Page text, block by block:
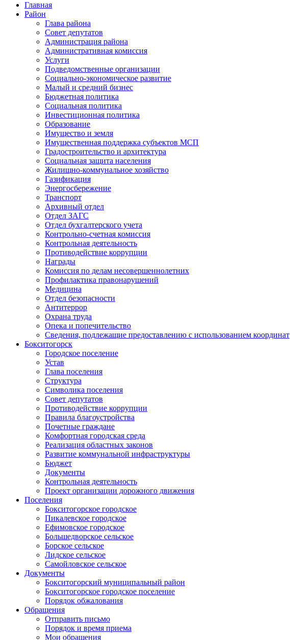
Главная
Район
Глава района
Совет депутатов
Администрация района
Административная комиссия
Услуги
Подведомственные организации
Социально-экономическое развитие
Малый и средний бизнес
Бюджетная политика
Социальная политика
Инвестиционная политика
Образование
Имущество и земля
Имущественная поддержка субъектов МСП
Градостроительство и архитектура
Социальная защита населения
Жилищно-коммунальное хозяйство
Газификация
Энергосбережение
Транспорт
Архивный отдел
Отдел ЗАГС
Отдел бухгалтерского учета
Контрольно-счетная комиссия
Контрольная деятельность
Противодействие коррупции
Награды
Комиссия по делам несовершеннолетних
Профилактика правонарушений
Медицина
Отдел безопасности
Антитеррор
Охрана труда
Опека и попечительство
Сведения, подлежащие предоставлению с использованием координат
Бокситогорск
Городское поселение
Устав
Глава поселения
Структура
Символика поселения
Совет депутатов
Противодействие коррупции
Правила благоустройства
Почетные граждане
Комфортная городская среда
Реализация областных законов
Развитие коммунальной инфраструктуры
Бюджет
Документы
Контрольная деятельность
Проект организации дорожного движения
Поселения
Бокситогорское городское
Пикалевское городское
Ефимовское городское
Большедворское сельское
Борское сельское
Лидское сельское
Самойловское сельское
Документы
Бокситогорский муниципальный район
Бокситогорское городское поселение
Порядок обжалования
Обращения
Отправить письмо
Порядок и время приема
Мои обращения